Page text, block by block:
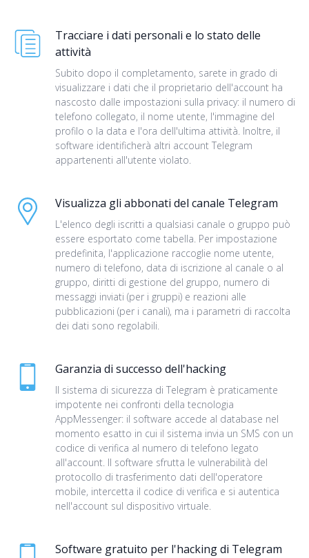
Tracciare i dati personali e lo stato delle
attività
Subito dopo il completamento, sarete in grado di
visualizzare i dati che il proprietario dell'account ha
nascosto dalle impostazioni sulla privacy: il numero di
telefono collegato, il nome utente, l'immagine del
profilo o la data e l'ora dell'ultima attività. Inoltre, il
software identificherà altri account Telegram
appartenenti all'utente violato.
Visualizza gli abbonati del canale Telegram
L'elenco degli iscritti a qualsiasi canale o gruppo può
essere esportato come tabella. Per impostazione
predefinita, l'applicazione raccoglie nome utente,
numero di telefono, data di iscrizione al canale o al
gruppo, diritti di gestione del gruppo, numero di
messaggi inviati (per i gruppi) e reazioni alle
pubblicazioni (per i canali), ma i parametri di raccolta
dei dati sono regolabili.
Garanzia di successo dell'hacking
Il sistema di sicurezza di Telegram è praticamente
impotente nei confronti della tecnologia
AppMessenger: il software accede al database nel
momento esatto in cui il sistema invia un SMS con un
codice di verifica al numero di telefono legato
all'account. Il software sfrutta le vulnerabilità del
protocollo di trasferimento dati dell'operatore
mobile, intercetta il codice di verifica e si autentica
nell'account sul dispositivo virtuale.
Software gratuito per l'hacking di Telegram